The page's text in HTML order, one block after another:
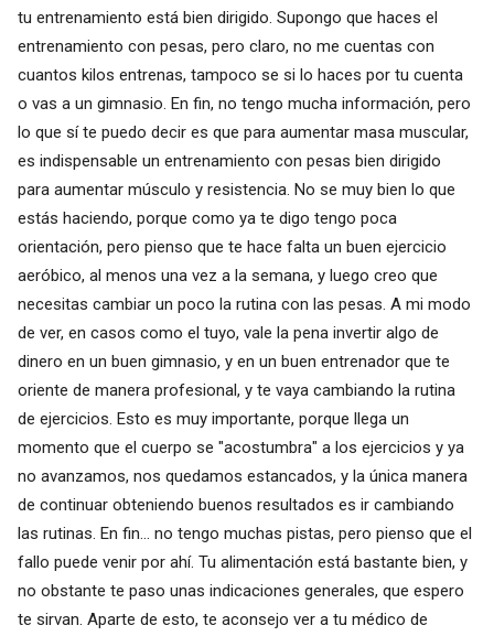
tu entrenamiento está bien dirigido. Supongo que haces el
entrenamiento con pesas, pero claro, no me cuentas con
cuantos kilos entrenas, tampoco se si lo haces por tu cuenta
o vas a un gimnasio. En fin, no tengo mucha información, pero
lo que sí te puedo decir es que para aumentar masa muscular,
es indispensable un entrenamiento con pesas bien dirigido
para aumentar músculo y resistencia. No se muy bien lo que
estás haciendo, porque como ya te digo tengo poca
orientación, pero pienso que te hace falta un buen ejercicio
aeróbico, al menos una vez a la semana, y luego creo que
necesitas cambiar un poco la rutina con las pesas. A mi modo
de ver, en casos como el tuyo, vale la pena invertir algo de
dinero en un buen gimnasio, y en un buen entrenador que te
oriente de manera profesional, y te vaya cambiando la rutina
de ejercicios. Esto es muy importante, porque llega un
momento que el cuerpo se "acostumbra" a los ejercicios y ya
no avanzamos, nos quedamos estancados, y la única manera
de continuar obteniendo buenos resultados es ir cambiando
las rutinas. En fin... no tengo muchas pistas, pero pienso que el
fallo puede venir por ahí. Tu alimentación está bastante bien, y
no obstante te paso unas indicaciones generales, que espero
te sirvan. Aparte de esto, te aconsejo ver a tu médico de